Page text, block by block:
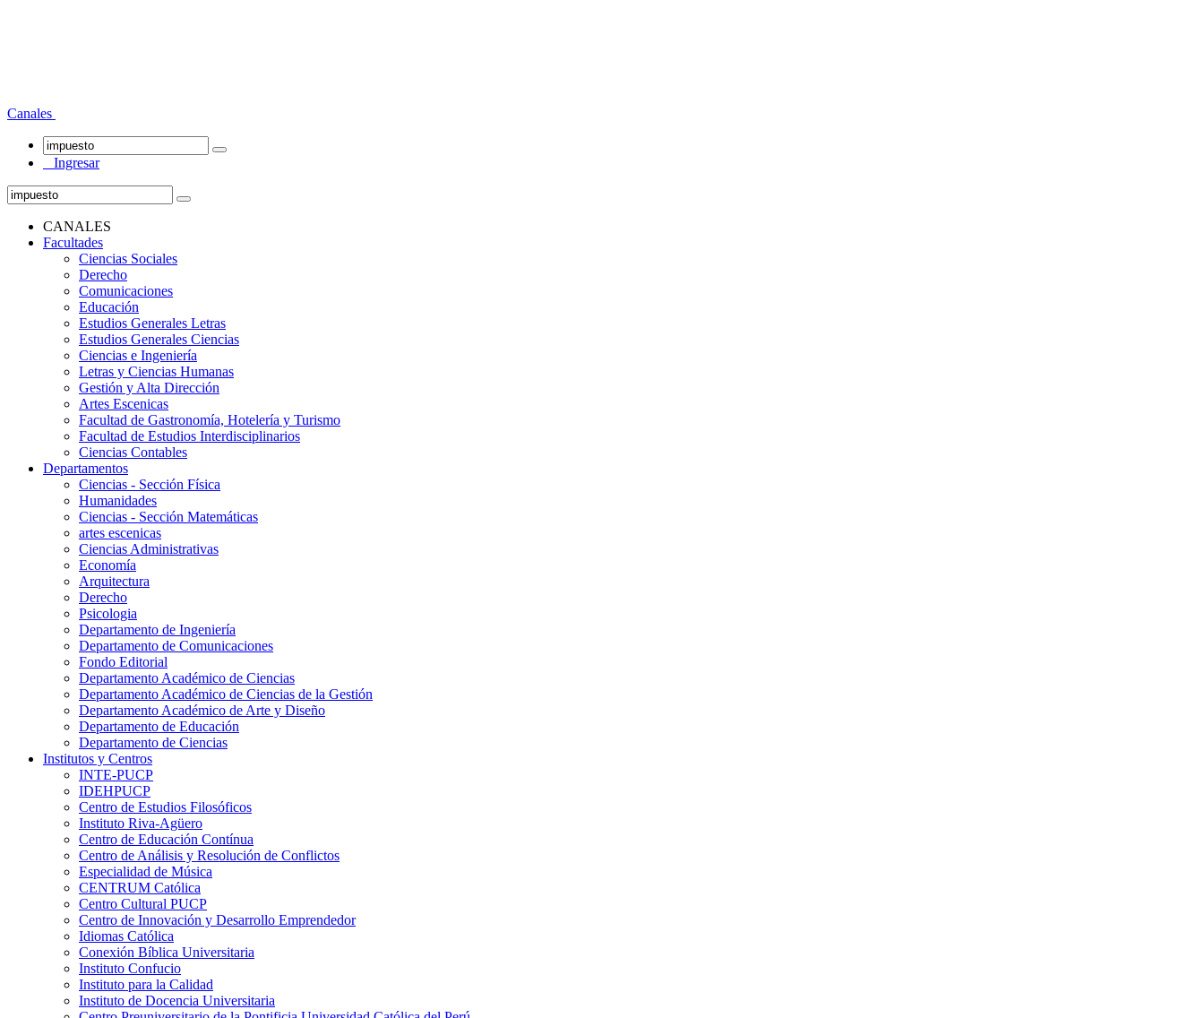
Canales
Ingresar
CANALES
Facultades
Ciencias Sociales
Derecho
Comunicaciones
Educación
Estudios Generales Letras
Estudios Generales Ciencias
Ciencias e Ingeniería
Letras y Ciencias Humanas
Gestión y Alta Dirección
Artes Escenicas
Facultad de Gastronomía, Hotelería y Turismo
Facultad de Estudios Interdisciplinarios
Ciencias Contables
Departamentos
Ciencias - Sección Física
Humanidades
Ciencias - Sección Matemáticas
artes escenicas
Ciencias Administrativas
Economía
Arquitectura
Derecho
Psicologia
Departamento de Ingeniería
Departamento de Comunicaciones
Fondo Editorial
Departamento Académico de Ciencias
Departamento Académico de Ciencias de la Gestión
Departamento Académico de Arte y Diseño
Departamento de Educación
Departamento de Ciencias
Institutos y Centros
INTE-PUCP
IDEHPUCP
Centro de Estudios Filosóficos
Instituto Riva-Agüero
Centro de Educación Contínua
Centro de Análisis y Resolución de Conflictos
Especialidad de Música
CENTRUM Católica
Centro Cultural PUCP
Centro de Innovación y Desarrollo Emprendedor
Idiomas Católica
Conexión Bíblica Universitaria
Instituto Confucio
Instituto para la Calidad
Instituto de Docencia Universitaria